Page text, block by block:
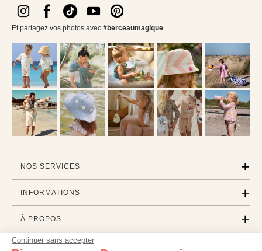
Continuer sans accepter
Et partagez vos photos avec #berceaumagique
NOS SERVICES
INFORMATIONS
À PROPOS
PROFESSIONNELS